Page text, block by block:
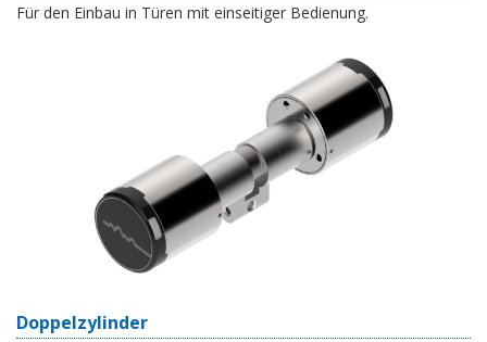
Für den Einbau in Türen mit einseitiger Bedienung.
Doppelzylinder